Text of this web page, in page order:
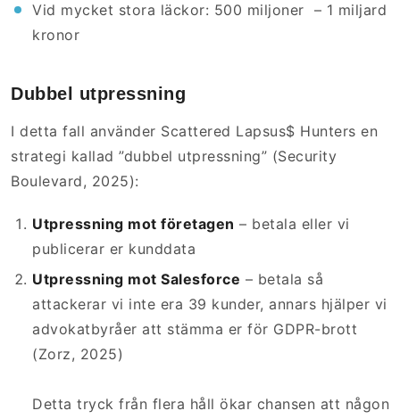
Vid mycket stora läckor: 500 miljoner – 1 miljard
kronor
Dubbel utpressning
I detta fall använder Scattered Lapsus$ Hunters en
strategi kallad ”dubbel utpressning” (Security
Boulevard, 2025):
Utpressning mot företagen – betala eller vi
publicerar er kunddata
Utpressning mot Salesforce – betala så
attackerar vi inte era 39 kunder, annars hjälper vi
advokatbyråer att stämma er för GDPR-brott
(Zorz, 2025)
Detta tryck från flera håll ökar chansen att någon